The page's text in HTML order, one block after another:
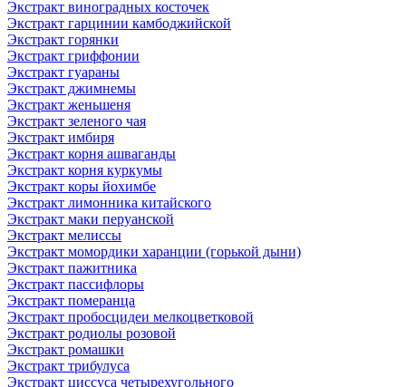
Экстракт виноградных косточек
Экстракт гарцинии камбоджийской
Экстракт горянки
Экстракт гриффонии
Экстракт гуараны
Экстракт джимнемы
Экстракт женьшеня
Экстракт зеленого чая
Экстракт имбиря
Экстракт корня ашваганды
Экстракт корня куркумы
Экстракт коры йохимбе
Экстракт лимонника китайского
Экстракт маки перуанской
Экстракт мелиссы
Экстракт момордики харанции (горькой дыни)
Экстракт пажитника
Экстракт пассифлоры
Экстракт померанца
Экстракт пробосцидеи мелкоцветковой
Экстракт родиолы розовой
Экстракт ромашки
Экстракт трибулуса
Экстракт циссуса четырехугольного